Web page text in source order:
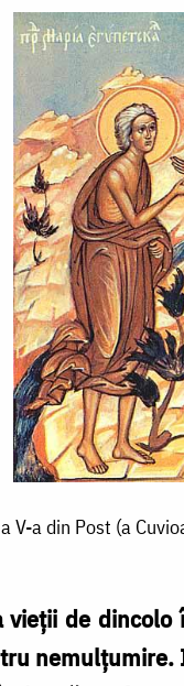
V-a din Post (a
vieţii de
nemulţumire.